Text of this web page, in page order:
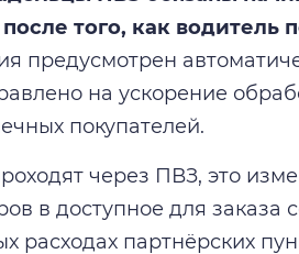
того, как водитель
предусмотрен
на ускорение
покупателей.
через ПВЗ, это
в доступное для заказа
расходах партнёрских